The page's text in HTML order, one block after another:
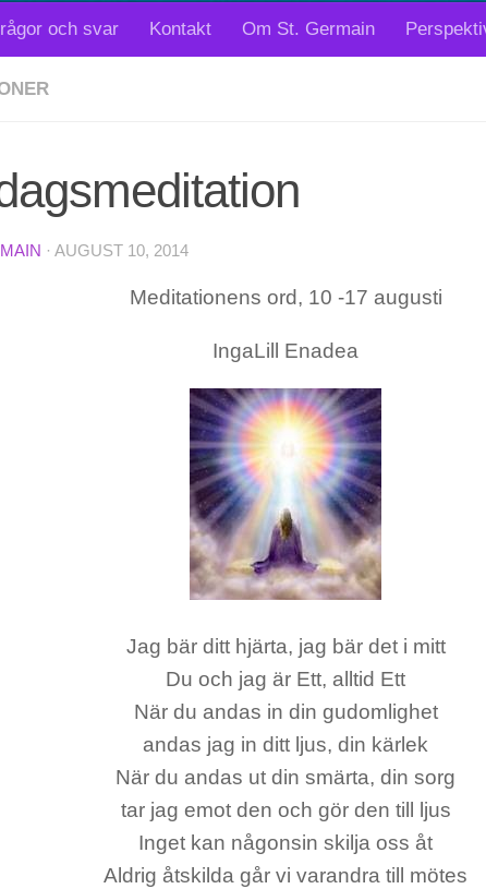
och svar Kontakt Om St. Germain
· AUGUST 10, 2014
Meditationens ord, 10 -17 augusti
IngaLill Enadea
Jag bär ditt hjärta, jag bär det i mitt
Du och jag är Ett, alltid Ett
När du andas in din gudomlighet
andas jag in ditt ljus, din kärlek
När du andas ut din smärta, din sorg
tar jag emot den och gör den till ljus
Inget kan någonsin skilja oss åt
Aldrig åtskilda går vi varandra till mötes